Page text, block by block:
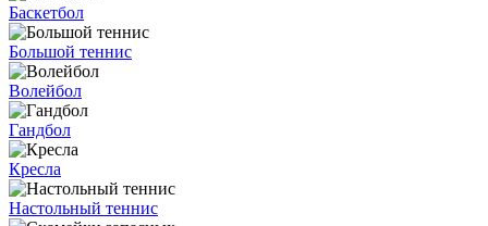
Баскетбол
Большой теннис
Волейбол
Гандбол
Кресла
Настольный теннис